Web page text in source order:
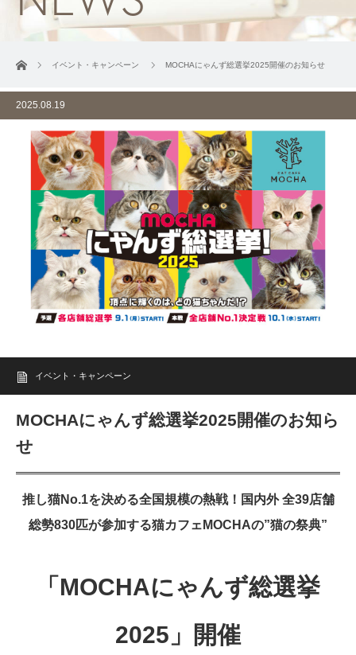
ホーム イベント・キャンペーン MOCHAにゃんず総選挙2025開催のお知らせ
2025.08.19
イベント・キャンペーン
MOCHAにゃんず総選挙2025開催のお知ら
せ
推し猫No.1を決める全国規模の熱戦！国内外 全39店舗
総勢830匹が参加する猫カフェMOCHAの”猫の祭典”
「MOCHAにゃんず総選挙
2025」開催